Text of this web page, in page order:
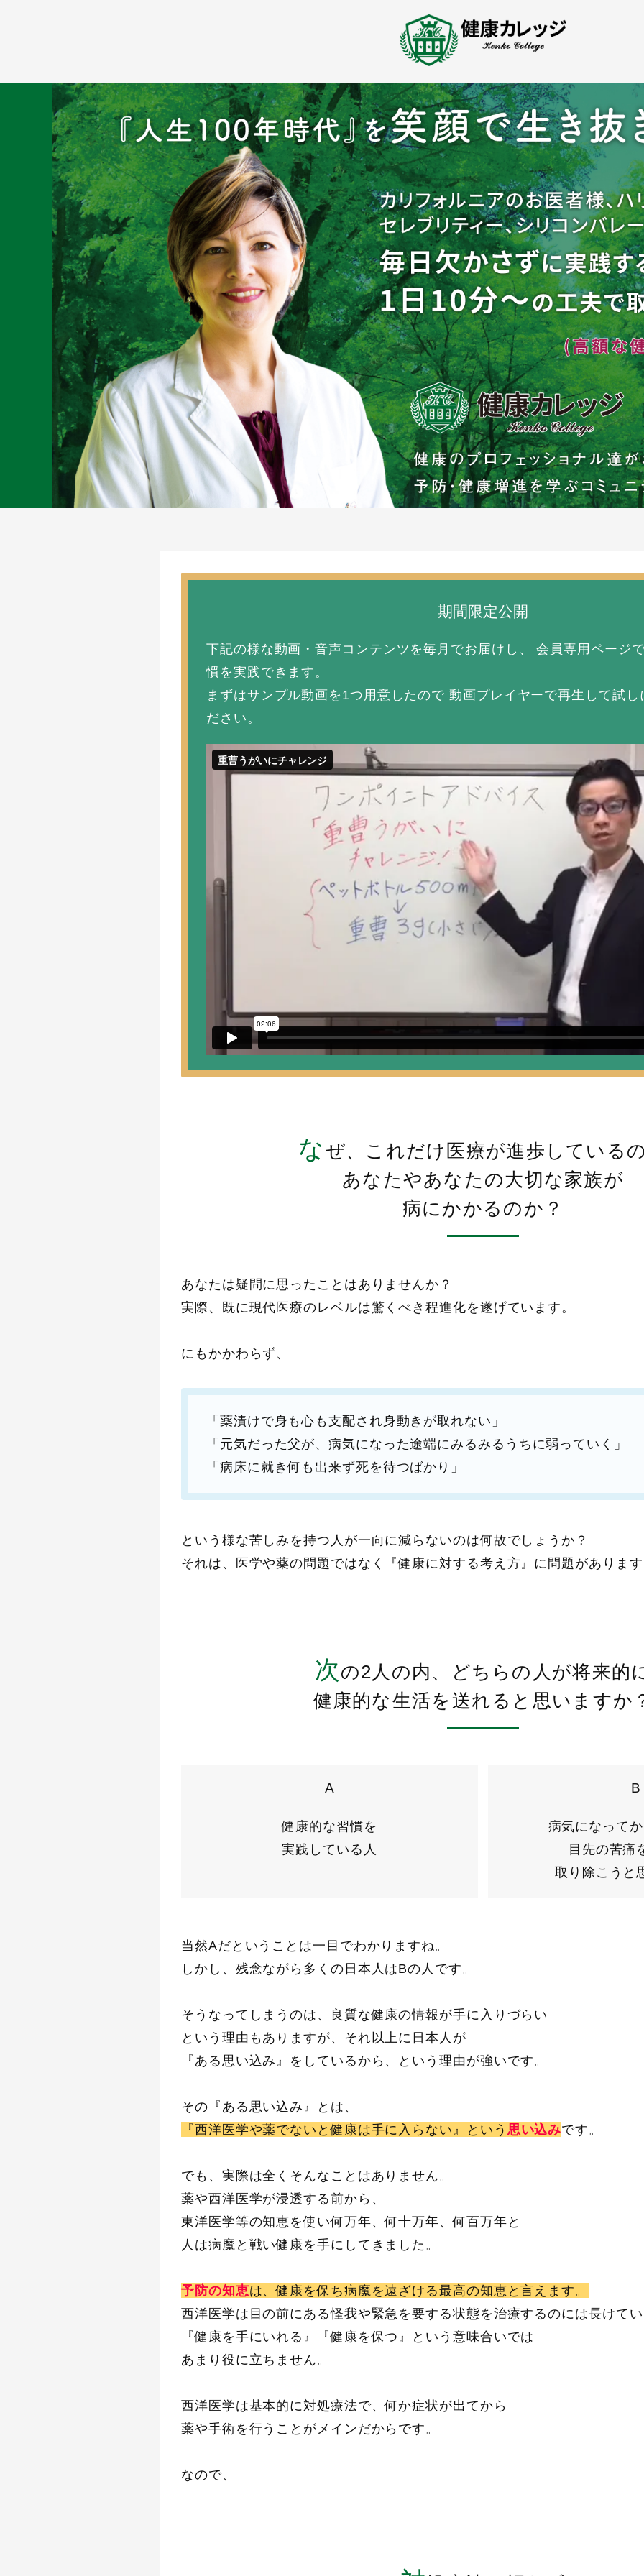
期間限定公開
下記の様な動画・音声コンテンツを毎月でお届けし、 会員専用ページ
慣を実践できます。
まずはサンプル動画を1つ用意したので 動画プレイヤーで再生して試
ださい。
なぜ、 これだけ医療が進歩している
あなたやあなたの大切な家族が
病にかかるのか？
あなたは疑問に思ったことはありませんか？
実際、既に現代医療のレベルは驚くべき程進化を遂げています。
にもかかわらず、
「薬漬けで身も心も支配され身動きが取れない」
「元気だった父が、病気になった途端にみるみるうちに弱っていく」
「病床に就き何も出来ず死を待つばかり」
という様な苦しみを持つ人が一向に減らないのは何故でしょうか？
それは、医学や薬の問題ではなく『健康に対する考え方』に問題がありま
次の2人の内、
どちらの人が将来的
健康的な生活を送れると 思いますか
A
健康的な習慣を
実践している人
B
病気になって
目先の苦痛
取り除こうと
当然Aだということは一目でわかりますね。
しかし、残念ながら多くの日本人はBの人です。
そうなってしまうのは、良質な健康の情報が手に入りづらい
という理由もありますが、それ以上に日本人が
『ある思い込み』をしているから、という理由が強いです。
その『ある思い込み』とは、
『西洋医学や薬でないと健康は手に入らない』という 思い込みです。
でも、実際は全くそんなことはありません。
薬や西洋医学が浸透する前から、
東洋医学等の知恵を使い何万年、何十万年、何百万年と
人は病魔と戦い健康を手にしてきました。
予防の知恵は、健康を保ち病魔を遠ざける最高の知恵と言えます。
西洋医学は目の前にある怪我や緊急を要する状態を治療するのには長けて
『健康を手にいれる』『健康を保つ』という意味合いでは
あまり役に立ちません。
西洋医学は基本的に対処療法で、何か症状が出てから
薬や手術を行うことがメインだからです。
なので、